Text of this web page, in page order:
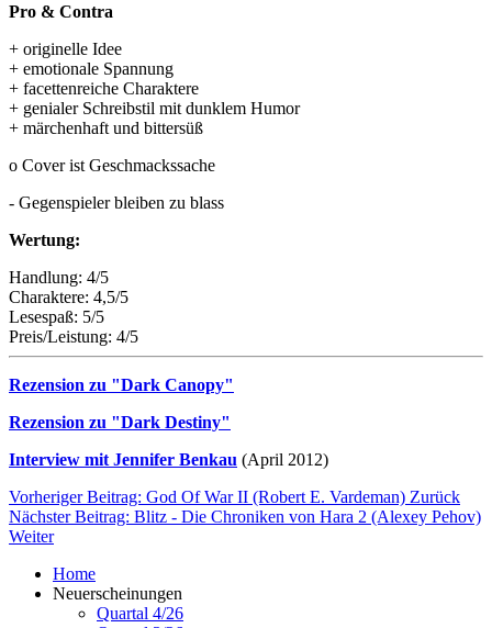
Pro & Contra
+ originelle Idee
+ emotionale Spannung
+ facettenreiche Charaktere
+ genialer Schreibstil mit dunklem Humor
+ märchenhaft und bittersüß
o Cover ist Geschmackssache
- Gegenspieler bleiben zu blass
Wertung:
Handlung: 4/5
Charaktere: 4,5/5
Lesespaß: 5/5
Preis/Leistung: 4/5
Rezension zu "Dark Canopy"
Rezension zu "Dark Destiny"
Interview mit Jennifer Benkau (April 2012)
Vorheriger Beitrag: God Of War II (Robert E. Vardeman) Zurück
Nächster Beitrag: Blitz - Die Chroniken von Hara 2 (Alexey Pehov)
Weiter
Home
Neuerscheinungen
Quartal 4/26